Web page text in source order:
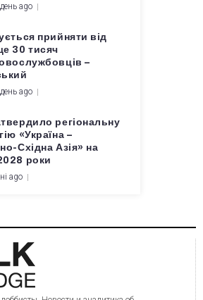
ago
прийняти від
30 тисяч
–
ago
регіональну
«Україна –
Східна Азія» на
роки
ago